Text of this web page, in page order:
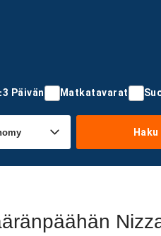
Päivän Matkatavarat
Haku